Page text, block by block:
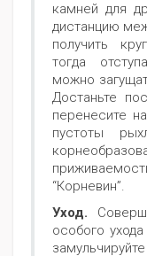
камней для
дистанцию
получить
тогда
можно
Достаньте
перенесите
пустоты
“Корневин”.
Уход.
особого